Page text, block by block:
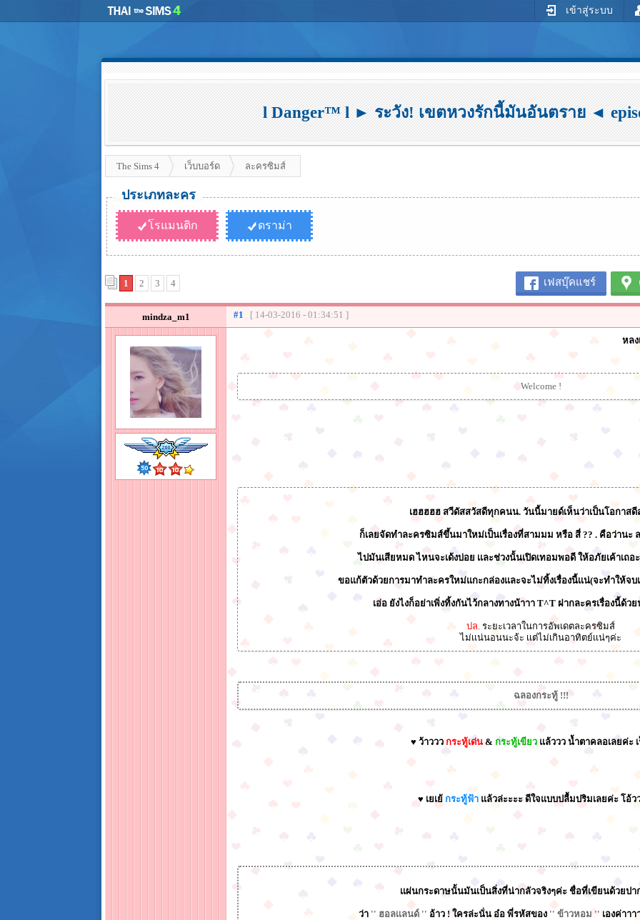
เข้าสู่ระบบ
l Danger™ l ► ระวัง! เขตหวงรักนี้มันอันตราย ◄
The Sims 4 เว็บบอร์ด ละครซิมส์
ประเภทละคร
โรแมนติก ดราม่า
เฟสบุ๊คแชร์
1 2 3 4
mindza_m1 #1 [ 14-03-2016 - 01:34:51 ]
หล
Welcome !
เฮฮฮฮฮ สวีดัสสวัสดีทุกคนน. วันนี้มายด์เห็นว่าเป็นโอกาสดี
ก็เลยจัดทำละครซิมส์ขึ้นมาใหม่เป็นเรื่องที่สามมม หรือ สี่ ?? . คือว่านะ
ไปมันเสียหมด ไหนจะเด้งบ่อย เเละช่วงนั้นเปิดเทอมพอดี ให้อภัยเค้าเถอ
ขอแก้ตัวด้วยการมาทำละครใหม่แกะกล่องและจะไม่ทิ้งเรื่องนี้เเน่(จะทำให้จบ
เอ่อ ยังไงก็อย่าเพิ่งทิ้งกันไว้กลางทางน้าาา T^T ฝากละครเรื่องนี้ด้ว
ปล. ระยะเวลาในการอัพเดตละครซิมส์
ไม่เเน่นอนนะจ้ะ เเต่ไม่เกินอาทิตย์เเน่ๆค่ะ
ฉลองกระทู้ !!!
♥ ว้าววว กระทู้เด่น & กระทู้เขียว แล้ววว น้ำตาคลอเลยค่ะ
♥ เยเย้ กระทู้ฟ้า แล้วล่ะะะะ ดีใจแบบปลื้มปริมเลยค่ะ โอ้ว
เเผ่นกระดาษนั้นมันเป็นสิ่งที่น่ากลัวจริงๆค่ะ ชื่อที่เขียนด้วยป
ว่า '' ฮอลเเลนด์ '' อ้าว ! ใครล่ะนั่น อ๋อ พี่รหัสของ '' ข้าวหอม '' เองค่าา